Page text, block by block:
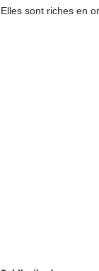
Elles sont riches en